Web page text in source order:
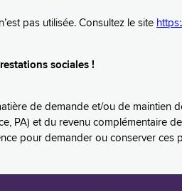
pas utilisée. Consultez le site
sociales !
de demande et/ou de maintien
PA) et du revenu complémentaire
pour demander ou conserver